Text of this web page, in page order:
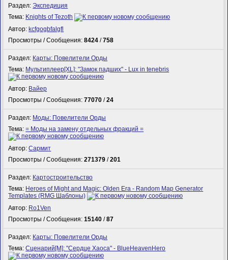
Раздел:Экспедиция
Тема: Knights of Tezoth
Автор: kcfgogbfalgfl
Просмотры / Сообщения:8424 /758
Раздел: Карты: Повелители Орды
Тема: Мультиплеер[XL]: "Замок падших" - Lux in tenebris
Автор: Вайер
Просмотры / Сообщения:77070 /24
Раздел: Моды: Повелители Орды
Тема:= Моды на замену отдельных фракций =
Автор:Сармит
Просмотры / Сообщения:271379 /201
Раздел: Картостроительство
Тема: Heroes of Might and Magic: Olden Era - Random Map Generator
Templates (RMG Шаблоны)
Автор: Ro1Ven
Просмотры / Сообщения:15140 /87
Раздел: Карты: Повелители Орды
Тема:Сценарий[M]: "Сердце Хаоса" - BlueHeavenHero